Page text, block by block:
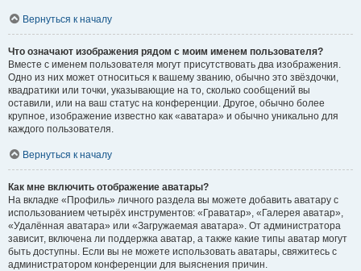
Вернуться к началу
Что означают изображения рядом с моим именем пользователя?
Вместе с именем пользователя могут присутствовать два изображения.
Одно из них может относиться к вашему званию, обычно это звёздочки,
квадратики или точки, указывающие на то, сколько сообщений вы
оставили, или на ваш статус на конференции. Другое, обычно более
крупное, изображение известно как «аватара» и обычно уникально для
каждого пользователя.
Вернуться к началу
Как мне включить отображение аватары?
На вкладке «Профиль» личного раздела вы можете добавить аватару с
использованием четырёх инструментов: «Граватар», «Галерея аватар»,
«Удалённая аватара» или «Загружаемая аватара». От администратора
зависит, включена ли поддержка аватар, а также какие типы аватар могут
быть доступны. Если вы не можете использовать аватары, свяжитесь с
администратором конференции для выяснения причин.